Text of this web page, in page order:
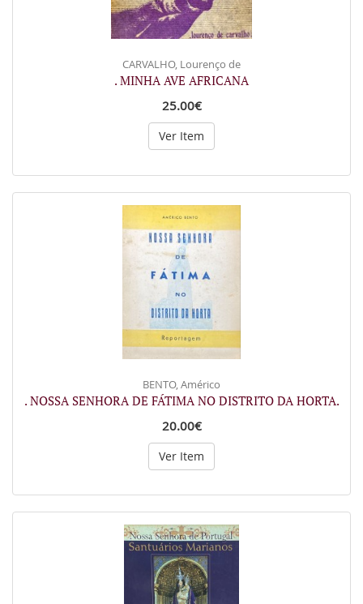
CARVALHO, Lourenço de
. MINHA AVE AFRICANA
25.00€
Ver Item
BENTO, Américo
. NOSSA SENHORA DE FÁTIMA NO DISTRITO DA HORTA.
20.00€
Ver Item